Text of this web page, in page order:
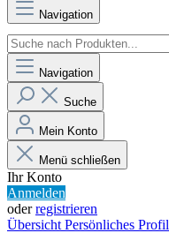
Navigation
Navigation
Suche
Mein Konto
Menü schließen
Ihr Konto
Anmelden
oderregistrieren
Übersicht Persönliches Profil